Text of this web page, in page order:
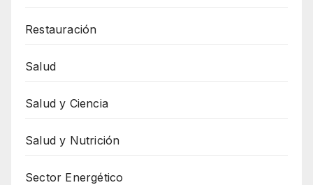
Restauración
Salud
Salud y Ciencia
Salud y Nutrición
Sector Energético